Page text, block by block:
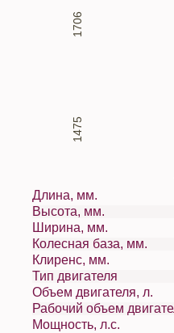
1475
1706
Длина, мм.
Высота, мм.
Ширина, мм.
Колесная база, мм.
Клиренс, мм.
Тип двигателя
Объем двигателя, л.
Мощность, л.с.